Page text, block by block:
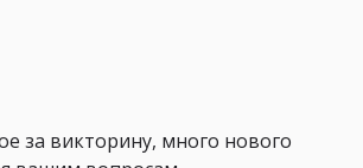
за викторину, много нового